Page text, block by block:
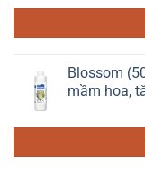
Blossom
mầm hoa,